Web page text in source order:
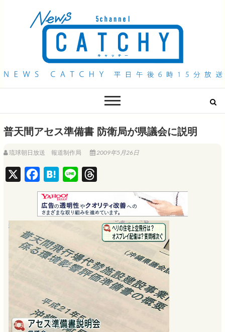
QAB NEWS Headline
普天間アセス準備書 防衛局が県議会に説明
琉球朝日放送 報道制作局 2009年5月26日
a
c
e
b
o
H
a
t
e
a
i
n
e
h
r
e
s